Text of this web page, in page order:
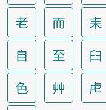
老
而 耒
自
至 臼
色
艸 虍